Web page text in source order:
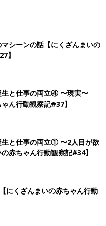
シーンの話【にくざんまいの
】
生と仕事の両立④ 〜現実〜
ん行動観察記#37】
生と仕事の両立① 〜2人目が欲
赤ちゃん行動観察記#34】
にくざんまいの赤ちゃん行動